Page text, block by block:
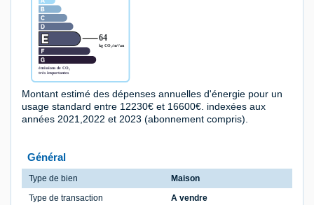
Montant estimé des dépenses annuelles d'énergie pour un
usage standard entre 12230€ et 16600€. indexées aux
années 2021,2022 et 2023 (abonnement compris).
Général
Type de bien
Maison
Type de transaction
A vendre